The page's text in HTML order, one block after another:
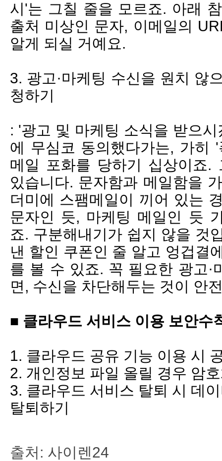
시'는 그칠 줄을 모르죠. 아래
출처 미상인 문자, 이메일의
알게 되실 거예요.
3. 광고·마케팅 수신을 원치 않
청하기
: '광고 및 마케팅 소식을 받으
에 무심코 동의했다가는, 가히
메일 포화를 당하기 십상이죠.
있습니다. 문자함과 메일함을
더미에 스팸메일이 끼어 있는
문자인 듯, 마케팅 메일인 듯
죠. 구분해내기가 쉽지 않을 것
낸 할인 쿠폰인 줄 알고 엉겁결
를 볼 수 있죠. 꼭 필요한 광고·
면, 수신을 차단해두는 것이 안
■ 클라우드 서비스 이용 보안수
1. 클라우드 공유 기능 이용 시
2. 개인정보 파일 올릴 경우 암
3. 클라우드 서비스 탈퇴 시 데
탈퇴하기
출처: 사이렌24